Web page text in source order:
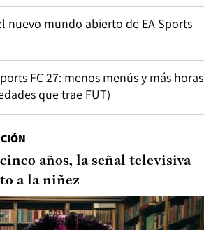
nuevo mundo abierto de EA Sports
FC 27: menos menús y más horas
que trae FUT)
años, la señal televisiva
a la niñez